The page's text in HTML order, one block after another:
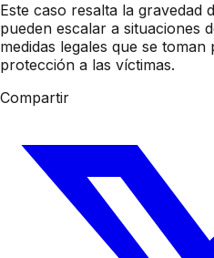
Este caso resalta la gravedad
pueden escalar a situaciones
medidas legales que se
protección a las víctimas.
Compartir